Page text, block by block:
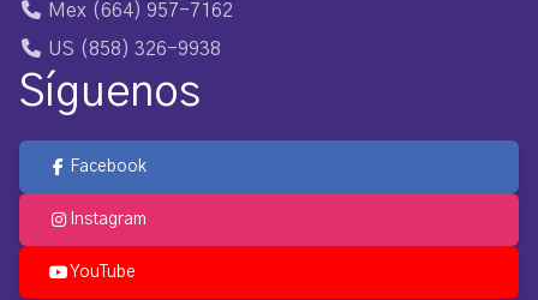
Mex (664) 957-7162
US (858) 326-9938
Síguenos
Facebook
Instagram
YouTube